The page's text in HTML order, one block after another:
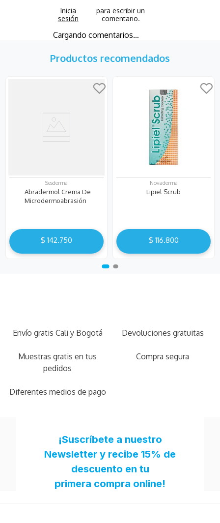
Cargando comentarios…
Productos recomendados
Sesderma
Abradermol Crema De
Microdermoabrasión
$ 142.750
Novaderma
Lipiel Scrub
$ 116.800
Envío gratis Cali y Bogotá Devoluciones gratuitas
Muestras gratis en tus
pedidos
Compra segura
Diferentes medios de pago